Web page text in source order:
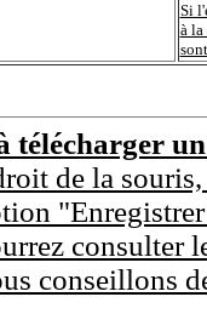
Si
à la
télécharger
de la
consulter
conseillons